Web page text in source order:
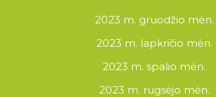
2023 m. gruodžio mėn.
2023 m. lapkričio mėn.
2023 m. spalio mėn.
2023 m. rugsėjo mėn.